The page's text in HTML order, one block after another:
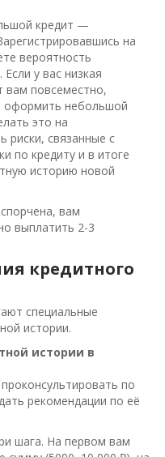
кредит —
на
вероятность
у вас низкая
вам повсеместно,
оформить небольшой
это на
риски, связанные с
по кредиту и в итоге
историю новой
вам
выплатить 2-3
кредитного
специальные
истории.
истории в
по
рекомендации по её
шага. На первом вам